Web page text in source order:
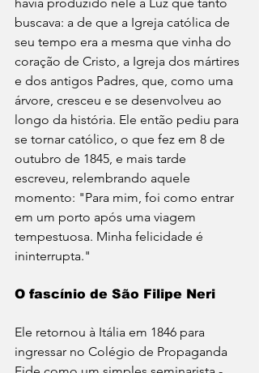
buscava: a de que a Igreja católica de
seu tempo era a mesma que vinha do
coração de Cristo, a Igreja dos mártires
e dos antigos Padres, que, como uma
árvore, cresceu e se desenvolveu ao
longo da história. Ele então pediu para
se tornar católico, o que fez em 8 de
outubro de 1845, e mais tarde
escreveu, relembrando aquele
momento: "Para mim, foi como entrar
em um porto após uma viagem
tempestuosa. Minha felicidade é
ininterrupta."
O fascínio de São Filipe Neri
Ele retornou à Itália em 1846 para
ingressar no Colégio de Propaganda